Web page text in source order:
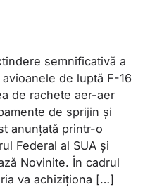
semnificativă a
de luptă F-16
de rachete aer-aer
de sprijin și
anunțată printr-o
Federal al SUA și
Novinite. În cadrul
va achiziționa […]